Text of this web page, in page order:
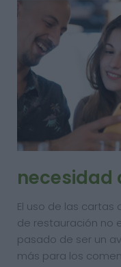
necesidad
El uso de las
de restauración no
pasado de ser un
más para los